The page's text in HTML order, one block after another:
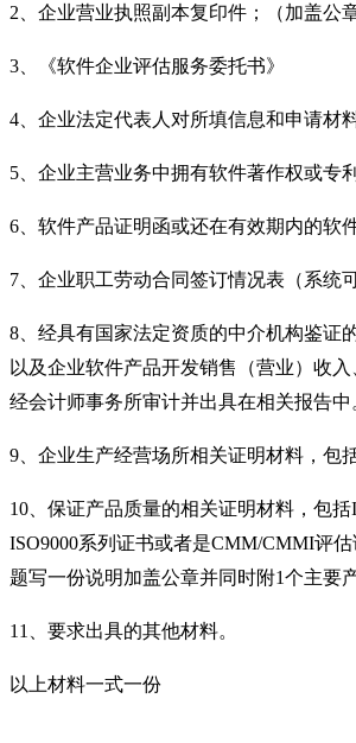
2 、企业营业执照副本复印件；（加盖公章
3 、《软件企业评估服务委托书》
4 、企业法定代表人对所填信息和申请材
5 、企业主营业务中拥有软件著作权或
6 、软件产品证明函或还在有效期内的软
7 、企业职工劳动合同签订情况表（系
8 、经具有国家法定资质的中介机构鉴
以及企业软件产品开发销售（营业）收
经会计师事务所审计并出具在相关报告中
9 、企业生产经营场所相关证明材料，
10 、保证产品质量的相关证明材料，包括
ISO9000系列证书或者是CMM/CMMI评
题写一份说明加盖公章并同时附1个主要
11 、要求出具的其他材料。
以上材料一式一份